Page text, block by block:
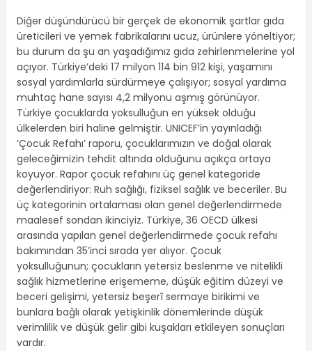
Diğer düşündürücü bir gerçek de ekonomik şartlar gıda
üreticileri ve yemek fabrikalarını ucuz, ürünlere yöneltiyor;
bu durum da şu an yaşadığımız gıda zehirlenmelerine yol
açıyor. Türkiye’deki 17 milyon 114 bin 912 kişi, yaşamını
sosyal yardımlarla sürdürmeye çalışıyor; sosyal yardıma
muhtaç hane sayısı 4,2 milyonu aşmış görünüyor.
Türkiye çocuklarda yoksulluğun en yüksek olduğu
ülkelerden biri haline gelmiştir. UNICEF’in yayınladığı
‘Çocuk Refahı’ raporu, çocuklarımızın ve doğal olarak
geleceğimizin tehdit altında olduğunu açıkça ortaya
koyuyor. Rapor çocuk refahını üç genel kategoride
değerlendiriyor: Ruh sağlığı, fiziksel sağlık ve beceriler. Bu
üç kategorinin ortalaması olan genel değerlendirmede
maalesef sondan ikinciyiz. Türkiye, 36 OECD ülkesi
arasında yapılan genel değerlendirmede çocuk refahı
bakımından 35’inci sırada yer alıyor. Çocuk
yoksulluğunun; çocukların yetersiz beslenme ve nitelikli
sağlık hizmetlerine erişememe, düşük eğitim düzeyi ve
beceri gelişimi, yetersiz beşerî sermaye birikimi ve
bunlara bağlı olarak yetişkinlik dönemlerinde düşük
verimlilik ve düşük gelir gibi kuşakları etkileyen sonuçları
vardır.